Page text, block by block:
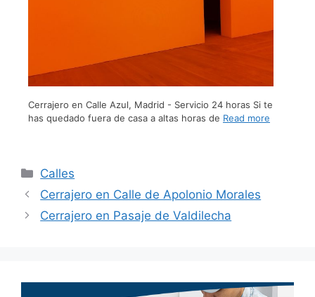
Cerrajero en Calle Azul, Madrid - Servicio 24 horas Si te
has quedado fuera de casa a altas horas de Read more
Calles
Cerrajero en Calle de Apolonio Morales
Cerrajero en Pasaje de Valdilecha